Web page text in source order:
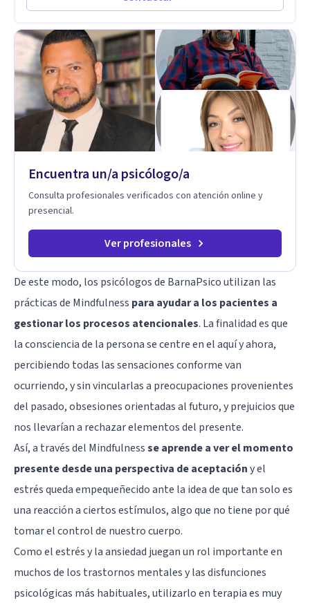
el primer contacto
Encuentra un/a psicólogo/a
Consulta profesionales verificados con atención online y
presencial.
Ver profesionales
De este modo, los psicólogos de BarnaPsico utilizan las
prácticas de Mindfulness para ayudar a los pacientes a
gestionar los procesos atencionales. La finalidad es que
la consciencia de la persona se centre en el aquí y ahora,
percibiendo todas las sensaciones conforme van
ocurriendo, y sin vincularlas a preocupaciones provenientes
del pasado, obsesiones orientadas al futuro, y prejuicios que
nos llevarían a rechazar elementos del presente.
Así, a través del Mindfulnessse aprende a ver el momento
presente desde una perspectiva de aceptacióny el
estrés queda empequeñecido ante la idea de que tan solo es
una reacción a ciertos estímulos, algo que no tiene por qué
tomar el control de nuestro cuerpo.
Como el estrés y la ansiedad juegan un rol importante en
muchos de los trastornos mentales y las disfunciones
psicológicas más habituales, utilizarlo en terapia es muy